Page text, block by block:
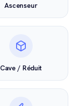
Ascenseur
Cave / Réduit